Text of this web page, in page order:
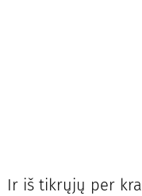
Ir iš tikrųjų per